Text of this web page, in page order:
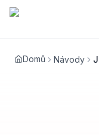
Domů Návody